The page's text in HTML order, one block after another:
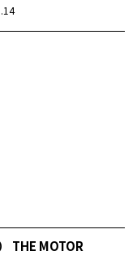
THE MOTOR